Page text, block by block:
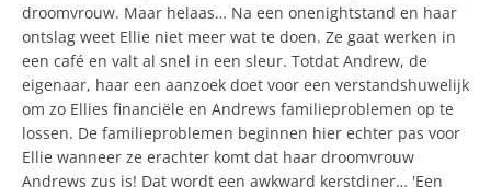
droomvrouw. Maar helaas… Na een onenightstand en haar
ontslag weet Ellie niet meer wat te doen. Ze gaat werken in
een café en valt al snel in een sleur. Totdat Andrew, de
eigenaar, haar een aanzoek doet voor een verstandshuwelijk
om zo Ellies financiële en Andrews familieproblemen op te
lossen. De familieproblemen beginnen hier echter pas voor
Ellie wanneer ze erachter komt dat haar droomvrouw
Andrews zus is! Dat wordt een awkward kerstdiner… 'Een